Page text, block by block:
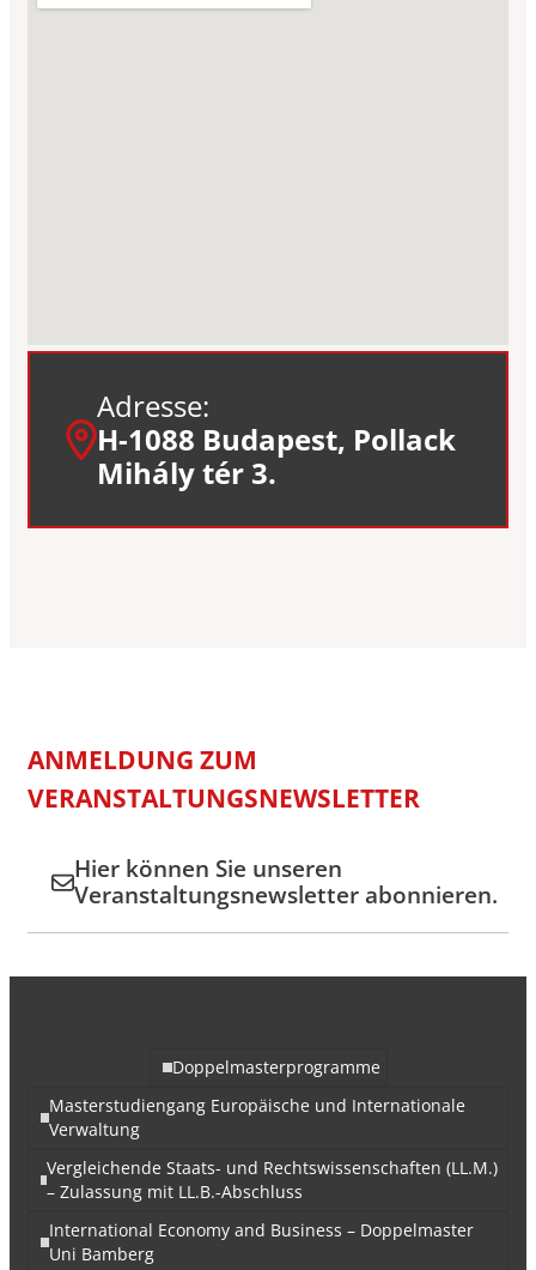
Adresse:
H-1088 Budapest, Pollack
Mihály tér 3.
ANMELDUNG ZUM
VERANSTALTUNGSNEWSLETTER
Hier können Sie unseren
Veranstaltungsnewsletter abonnieren.
Doppelmasterprogramme
Masterstudiengang Europäische und Internationale
Verwaltung
Vergleichende Staats- und Rechtswissenschaften (LL.M.)
– Zulassung mit LL.B.-Abschluss
International Economy and Business – Doppelmaster
Uni Bamberg